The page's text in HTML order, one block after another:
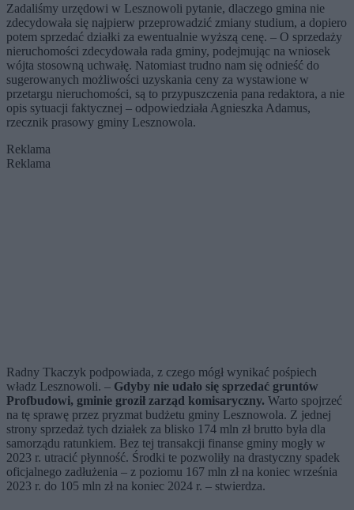
Zadaliśmy urzędowi w Lesznowoli pytanie, dlaczego gmina nie
zdecydowała się najpierw przeprowadzić zmiany studium, a dopiero
potem sprzedać działki za ewentualnie wyższą cenę. – O sprzedaży
nieruchomości zdecydowała rada gminy, podejmując na wniosek
wójta stosowną uchwałę. Natomiast trudno nam się odnieść do
sugerowanych możliwości uzyskania ceny za wystawione w
przetargu nieruchomości, są to przypuszczenia pana redaktora, a nie
opis sytuacji faktycznej – odpowiedziała Agnieszka Adamus,
rzecznik prasowy gminy Lesznowola.
Reklama
Reklama
Radny Tkaczyk podpowiada, z czego mógł wynikać pośpiech
władz Lesznowoli. – Gdyby nie udało się sprzedać gruntów
Profbudowi, gminie groził zarząd komisaryczny. Warto spojrzeć
na tę sprawę przez pryzmat budżetu gminy Lesznowola. Z jednej
strony sprzedaż tych działek za blisko 174 mln zł brutto była dla
samorządu ratunkiem. Bez tej transakcji finanse gminy mogły w
2023 r. utracić płynność. Środki te pozwoliły na drastyczny spadek
oficjalnego zadłużenia – z poziomu 167 mln zł na koniec września
2023 r. do 105 mln zł na koniec 2024 r. – stwierdza.